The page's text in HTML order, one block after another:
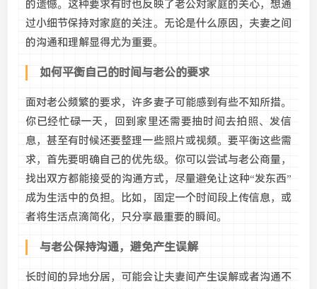
的遗憾。这种要求有时也反映了老公对家庭的关心，想通
过小细节保持对家庭的关注。无论是什么原因，夫妻之间
的沟通和理解显得尤为重要。
如何平衡自己的时间与老公的要求
面对老公频繁的要求，许多妻子可能感到有些不知所措。
你已经忙碌一天，回到家里还需要抽时间去拍照、发信
息，甚至有时候还要整理一些照片或视频。要平衡这些需
求，首先要明确自己的优先级。你可以尝试与老公商量，
找出双方都能接受的沟通方式，尽量避免让这种“发东西”
成为生活中的负担。比如，固定一个时间段上传信息，或
者将生活点滴简化，只分享最重要的瞬间。
与老公保持沟通，避免产生误解
长时间的异地分居，可能会让夫妻间产生误解或者沟通不